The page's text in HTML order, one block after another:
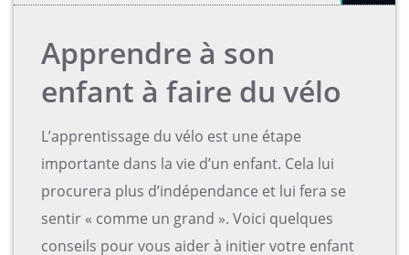
Apprendre à son
enfant à faire du vélo
L’apprentissage du vélo est une étape
importante dans la vie d’un enfant. Cela lui
procurera plus d’indépendance et lui fera se
sentir « comme un grand ». Voici quelques
conseils pour vous aider à initier votre enfant